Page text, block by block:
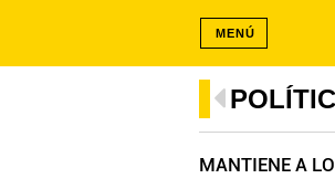
MENÚ
MANTIENE A